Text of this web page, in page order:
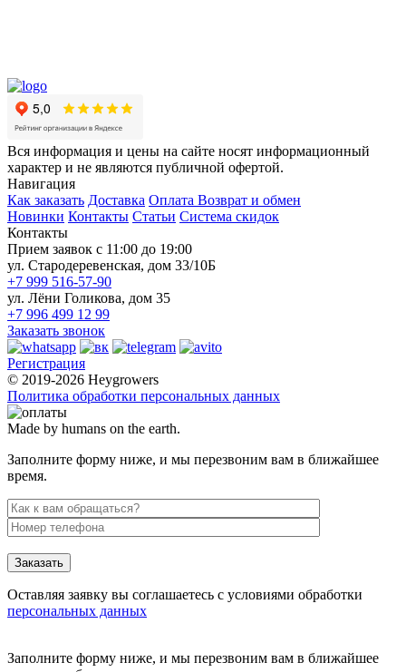
Вся информация и цены на сайте носят информационный
характер и не являются публичной офертой.
Навигация
Как заказать Доставка Оплата Возврат и обмен
Новинки Контакты Статьи Система скидок
Контакты
Прием заявок с 11:00 до 19:00
ул. Стародеревенская, дом 33/10Б
+7 999 516-57-90
ул. Лёни Голикова, дом 35
+7 996 499 12 99
Заказать звонок
Регистрация
© 2019-2026 Heygrowers
Политика обработки персональных данных
Made by humans on the earth.
Заполните форму ниже, и мы перезвоним вам в ближайшее
время.
Заказать
Оставляя заявку вы соглашаетесь с условиями обработки
персональных данных
Заполните форму ниже, и мы перезвоним вам в ближайшее